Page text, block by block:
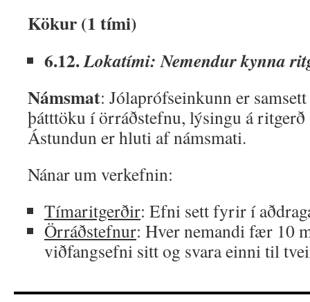
Kökur (1 tími)
6.12.Lokatími: Nemendur kynna
Námsmat: Jólaprófseinkunn er
þátttöku í örráðstefnu, lýsingu á
Ástundun er hluti af námsmati.
Nánar um verkefnin:
Tímaritgerðir: Efni sett fyrir í
Örráðstefnur: Hver nemandi fær 10
viðfangsefni sitt og svara einni til